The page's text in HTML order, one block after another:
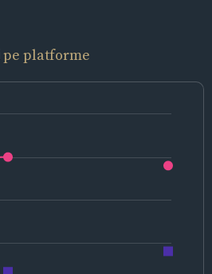
pe platforme